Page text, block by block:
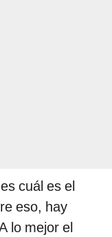
cuál es el
eso, hay
lo mejor el